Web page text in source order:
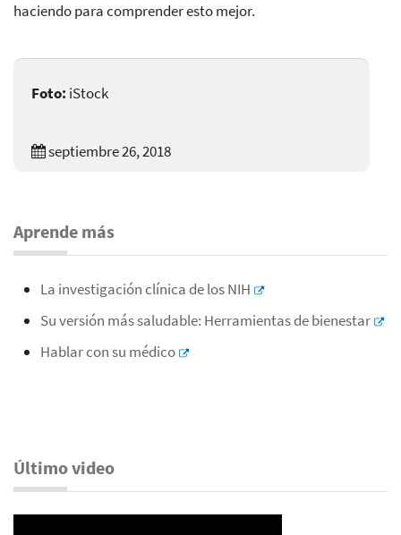
haciendo para comprender esto mejor.
Foto: iStock
septiembre 26, 2018
Aprende más
La investigación clínica de los NIH
Su versión más saludable: Herramientas de bienestar
Hablar con su médico
Último video